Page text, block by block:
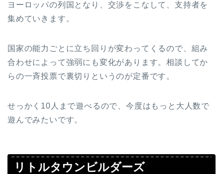
ヨーロッパの列国となり、交渉をこなして、支持者を
集めていきます。
国家の能力ごとに立ち回りが変わってくるので、組み
合わせによって強弱にも変化があります。相談してか
らの一斉投票で裏切りというのが定番です。
せっかく10人まで遊べるので、今度はもっと大人数で
遊んでみたいです。
リトルタウンビルダーズ